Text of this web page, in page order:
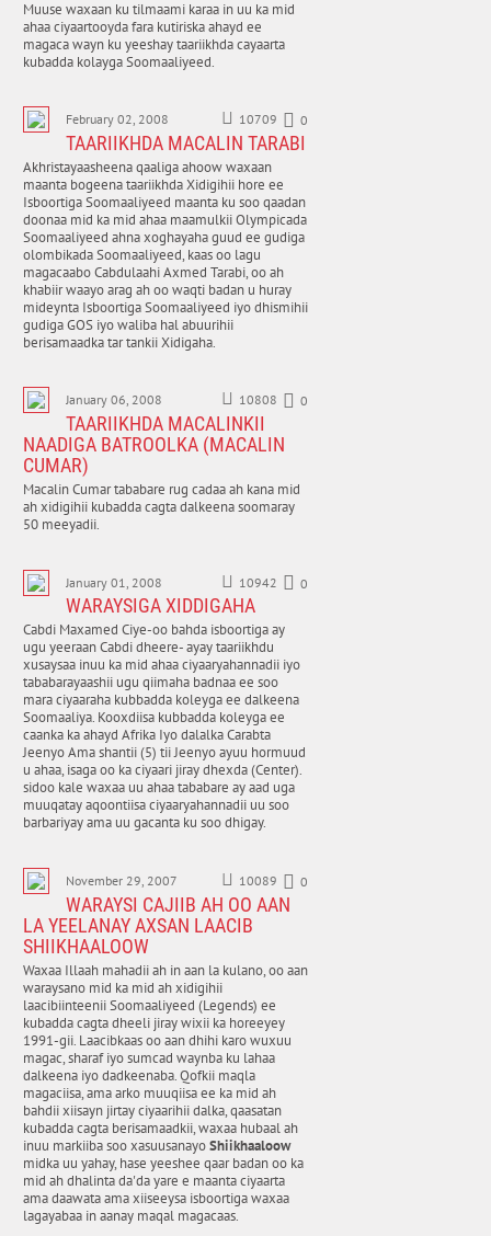
Muuse waxaan ku tilmaami karaa in uu ka mid
ahaa ciyaartooyda fara kutiriska ahayd ee
magaca wayn ku yeeshay taariikhda cayaarta
kubadda kolayga Soomaaliyeed.
February 02, 2008 0
10709
TAARIIKHDA MACALIN TARABI
Akhristayaasheena qaaliga ahoow waxaan
maanta bogeena taariikhda Xidigihii hore ee
Isboortiga Soomaaliyeed maanta ku soo qaadan
doonaa mid ka mid ahaa maamulkii Olympicada
Soomaaliyeed ahna xoghayaha guud ee gudiga
olombikada Soomaaliyeed, kaas oo lagu
magacaabo Cabdulaahi Axmed Tarabi, oo ah
khabiir waayo arag ah oo waqti badan u huray
mideynta Isboortiga Soomaaliyeed iyo dhismihii
gudiga GOS iyo waliba hal abuurihii
berisamaadka tar tankii Xidigaha.
January 06, 2008 0
10808
TAARIIKHDA MACALINKII
NAADIGA BATROOLKA (MACALIN
CUMAR)
Macalin Cumar tababare rug cadaa ah kana mid
ah xidigihii kubadda cagta dalkeena soomaray
50 meeyadii.
January 01, 2008 0
10942
WARAYSIGA XIDDIGAHA
Cabdi Maxamed Ciye-oo bahda isboortiga ay
ugu yeeraan Cabdi dheere- ayay taariikhdu
xusaysaa inuu ka mid ahaa ciyaaryahannadii iyo
tababarayaashii ugu qiimaha badnaa ee soo
mara ciyaaraha kubbadda koleyga ee dalkeena
Soomaaliya. Kooxdiisa kubbadda koleyga ee
caanka ka ahayd Afrika Iyo dalalka Carabta
Jeenyo Ama shantii (5) tii Jeenyo ayuu hormuud
u ahaa, isaga oo ka ciyaari jiray dhexda (Center).
sidoo kale waxaa uu ahaa tababare ay aad uga
muuqatay aqoontiisa ciyaaryahannadii uu soo
barbariyay ama uu gacanta ku soo dhigay.
November 29, 2007 0
10089
WARAYSI CAJIIB AH OO AAN
LA YEELANAY AXSAN LAACIB
SHIIKHAALOOW
Waxaa Illaah mahadii ah in aan la kulano, oo aan
waraysano mid ka mid ah xidigihii
laacibiinteenii Soomaaliyeed (Legends) ee
kubadda cagta dheeli jiray wixii ka horeeyey
1991-gii. Laacibkaas oo aan dhihi karo wuxuu
magac, sharaf iyo sumcad waynba ku lahaa
dalkeena iyo dadkeenaba. Qofkii maqla
magaciisa, ama arko muuqiisa ee ka mid ah
bahdii xiisayn jirtay ciyaarihii dalka, qaasatan
kubadda cagta berisamaadkii, waxaa hubaal ah
inuu markiiba soo xasuusanayoShiikhaaloow
midka uu yahay, hase yeeshee qaar badan oo ka
mid ah dhalinta da'da yare e maanta ciyaarta
ama daawata ama xiiseeysa isboortiga waxaa
lagayabaa in aanay maqal magacaas.